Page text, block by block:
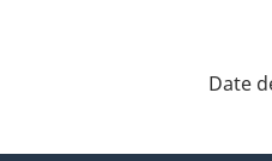
de
Date